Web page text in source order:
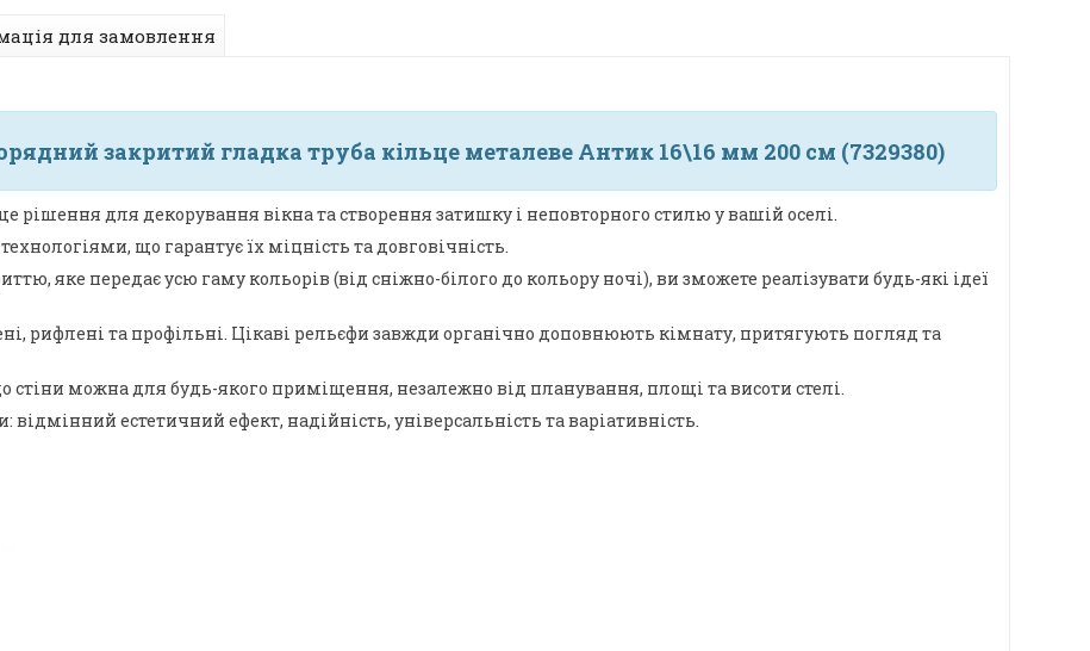
для замовлення
закритий гладка труба кільце металеве Антик 16\16 мм 200 см (7329380)
для декорування вікна та створення затишку і неповторного стилю у вашій оселі.
що гарантує їх міцність та довговічність.
яке передає усю гаму кольорів (від сніжно-білого до кольору ночі), ви зможете реалізувати будь-які ідеї
рифлені та профільні. Цікаві рельєфи завжди органічно доповнюють кімнату, притягують погляд та
можна для будь-якого приміщення, незалежно від планування, площі та висоти стелі.
естетичний ефект, надійність, універсальність та варіативність.